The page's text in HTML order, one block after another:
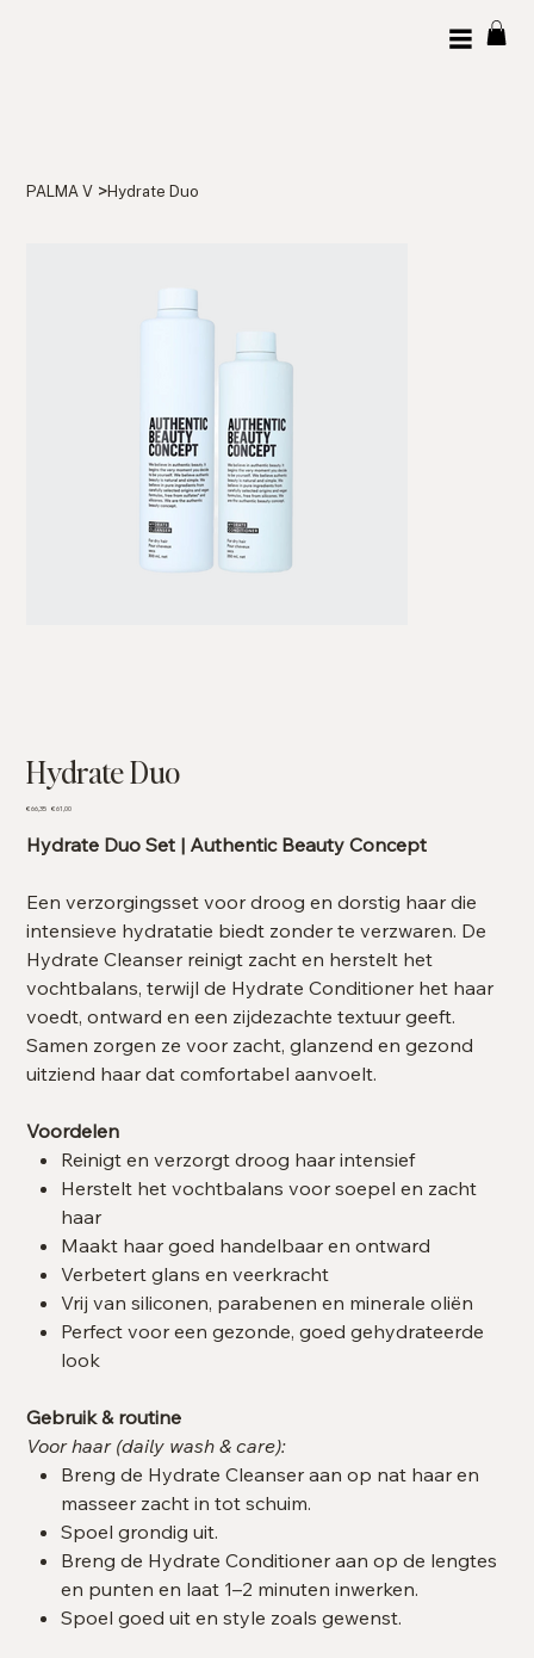
PALMA V >Hydrate Duo
Hydrate Duo
Originele
€ 66,35 Verkoopprijs
€ 61,00
Hydrate Duo Set | Authentic Beauty Concept
Een verzorgingsset voor droog en dorstig haar die
intensieve hydratatie biedt zonder te verzwaren. De
Hydrate Cleanser reinigt zacht en herstelt het
vochtbalans, terwijl de Hydrate Conditioner het haar
voedt, ontward en een zijdezachte textuur geeft.
Samen zorgen ze voor zacht, glanzend en gezond
uitziend haar dat comfortabel aanvoelt.
Voordelen
Reinigt en verzorgt droog haar intensief
Herstelt het vochtbalans voor soepel en zacht
haar
Maakt haar goed handelbaar en ontward
Verbetert glans en veerkracht
Vrij van siliconen, parabenen en minerale oliën
Perfect voor een gezonde, goed gehydrateerde
look
Gebruik & routine
Voor haar (daily wash & care):
Breng de Hydrate Cleanser aan op nat haar en
masseer zacht in tot schuim.
Spoel grondig uit.
Breng de Hydrate Conditioner aan op de lengtes
en punten en laat 1–2 minuten inwerken.
Spoel goed uit en style zoals gewenst.